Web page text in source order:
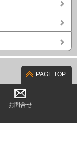
PAGE TOP
お問合せ